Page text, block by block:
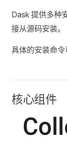
Dask 提供多种
接从源码安装。
具体的安装命令
核心组件